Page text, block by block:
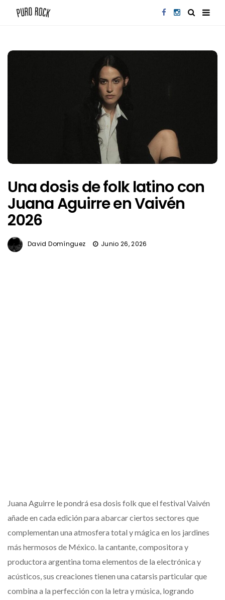
Una dosis de folk latino con
Juana Aguirre en Vaivén
2026
David Domínguez Junio 26, 2026
Juana Aguirre le pondrá esa dosis folk que el festival Vaivén
añade en cada edición para abarcar ciertos sectores que
complementan una atmosfera total y mágica en los jardines
más hermosos de México. la cantante, compositora y
productora argentina toma elementos de la electrónica y
acústicos, sus creaciones tienen una catarsis particular que
combina a la perfección con la letra y música, logrando